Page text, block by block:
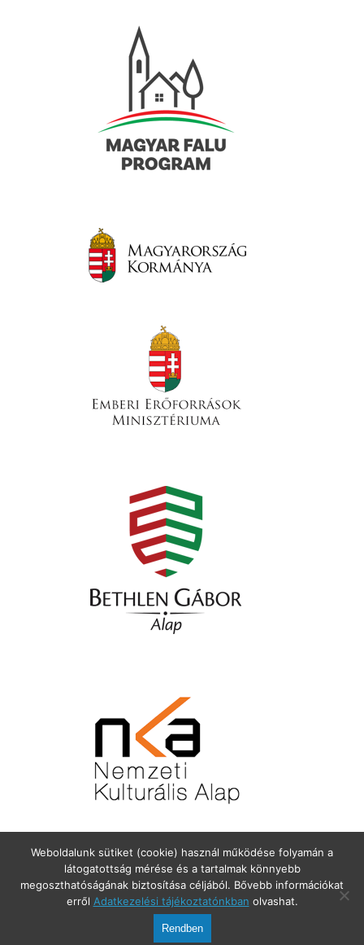
Balatoncsicsó Község Önkormányzata. 8272 Balatoncsicsó, Fő utca
Adatkezelési tájékoztató
Weboldalunk sütiket (cookie) használ működése folyamán a
látogatottság mérése és a tartalmak könnyebb
megoszthatóságának biztosítása céljából. Bővebb információkat
erről Adatkezelési tájékoztatónkban olvashat.
Rendben